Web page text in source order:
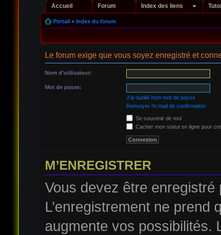
Accueil Forum Index des liens
Portail» Index du forum
Le forum exige que vous soyez enregistré et
Nom d’utilisateur:
Mot de passe:
J’ai oublié mon mot de passe
Renvoyer l’e-mail de confirmation
Se souvenir de moi
Cacher mon statut en ligne pour
M’ENREGISTRER
Vous devez être
L’enregistrement ne prend
augmente vos possibilités.